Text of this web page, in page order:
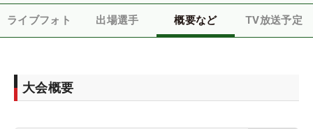
ライブフォト 出場選手 概要など TV放送予定
大会概要